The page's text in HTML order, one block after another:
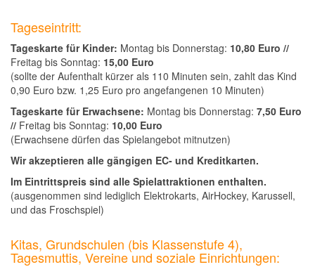
Tageseintritt:
Tageskarte für Kinder: Montag bis Donnerstag: 10,80 Euro //
Freitag bis Sonntag: 15,00 Euro
(sollte der Aufenthalt kürzer als 110 Minuten sein, zahlt das Kind
0,90 Euro bzw. 1,25 Euro pro angefangenen 10 Minuten)
Tageskarte für Erwachsene: Montag bis Donnerstag: 7,50 Euro
// Freitag bis Sonntag: 10,00 Euro
(Erwachsene dürfen das Spielangebot mitnutzen)
Wir akzeptieren alle gängigen EC- und Kreditkarten.
Im Eintrittspreis sind alle Spielattraktionen enthalten.
(ausgenommen sind lediglich Elektrokarts, AirHockey, Karussell,
und das Froschspiel)
Kitas, Grundschulen (bis Klassenstufe 4),
Tagesmuttis, Vereine und soziale Einrichtungen: